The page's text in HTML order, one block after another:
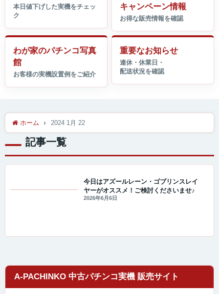
キャンペーン情報
わが家のパチンコ写真
館
重要なお知らせ
ホーム 2024 1月 22
記事一覧
今日はアズールレーン・ゴブリンスレイ
ヤーがオススメ！ご検討くださいませ♪
2026年6月6日
A-PACHINKO 中古パチンコ実機 販売サイト